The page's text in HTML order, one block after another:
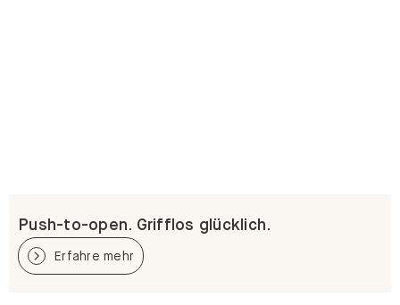
Push-to-open. Grifflos glücklich.
Erfahre mehr